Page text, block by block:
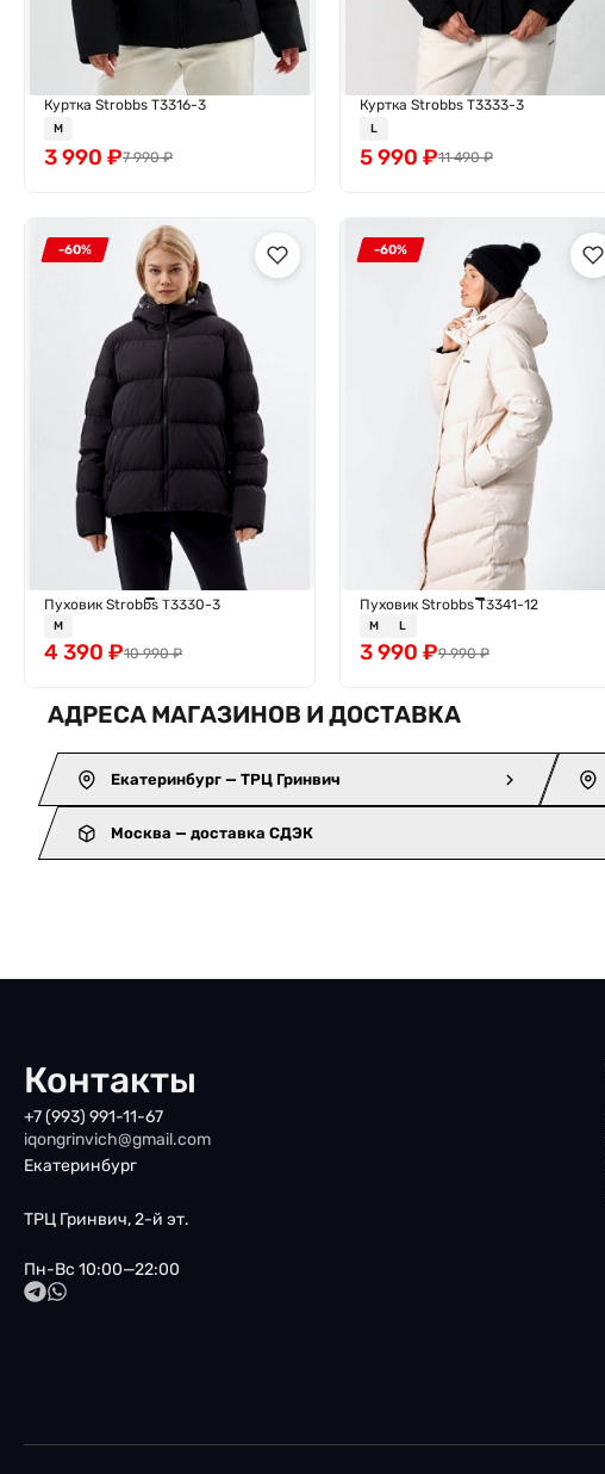
Куртка Strobbs T3316-3
M
7 990₽
3 990 ₽
Куртка Strobbs T3333-3
L
11 490₽
5 990 ₽
-60%
Пуховик Strobbs T3330-3
M
10 990₽
4 390 ₽
-60%
Пуховик Strobbs T3341-12
M L
9 990₽
3 990 ₽
АДРЕСА МАГАЗИНОВ И ДОСТАВКА
Екатеринбург — ТРЦ Гринвич
Москва — доставка СДЭК
Контакты
+7 (993) 991-11-67
iqongrinvich@gmail.com
Екатеринбург
ТРЦ Гринвич, 2-й эт.
Пн-Вс 10:00—22:00